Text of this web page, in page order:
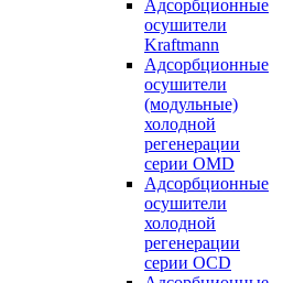
Адсорбционные
осушители
Kraftmann
Адсорбционные
осушители
(модульные)
холодной
регенерации
серии OMD
Адсорбционные
осушители
холодной
регенерации
серии OCD